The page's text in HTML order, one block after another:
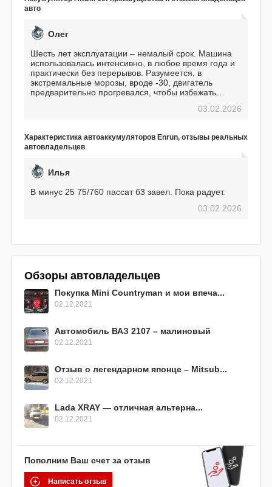
авто
Олег
Шесть лет эксплуатации – немалый срок. Машина
использовалась интенсивно, в любое время года и
практически без перерывов. Разумеется, в
экстремальные морозы, вроде -30, двигатель
предварительно прогревался, чтобы избежать
использования не было ни единой поломки,
EFB 75. Судя по характеристикам, он даже
превосходит предыдущую модель.
03.02.2026
Характеристика автоаккумуляторов Enrun, отзывы реальных
автовладельцев
Илья
В минус 25 75/760 пассат б3 завел. Пока радует.
03.02.2026
Обзоры автовладельцев
Покупка Mini Countryman и мои впеча...
02.12.2021
Автомобиль ВАЗ 2107 – малиновый
02.12.2021
Отзыв о легендарном японце – Mitsub...
02.12.2021
Lada XRAY — отличная альтерна...
02.12.2021
Пополним Ваш счет за отзыв
Написать отзыв